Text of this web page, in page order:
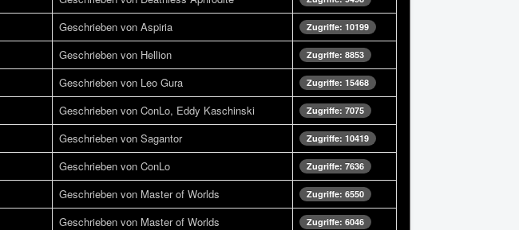
Geschrieben von Aspiria Zugriffe: 10199
Geschrieben von Hellion Zugriffe: 8853
Geschrieben von Leo Gura Zugriffe: 15468
Geschrieben von ConLo, Eddy Kaschinski Zugriffe: 7075
Geschrieben von Sagantor Zugriffe: 10419
Geschrieben von ConLo Zugriffe: 7636
Geschrieben von Master of Worlds Zugriffe: 6550
Geschrieben von Master of Worlds Zugriffe: 6046